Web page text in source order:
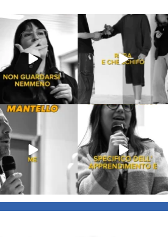
Lug 16
53 1
Lug 13
199 10
Giu 21 Giu 18
871